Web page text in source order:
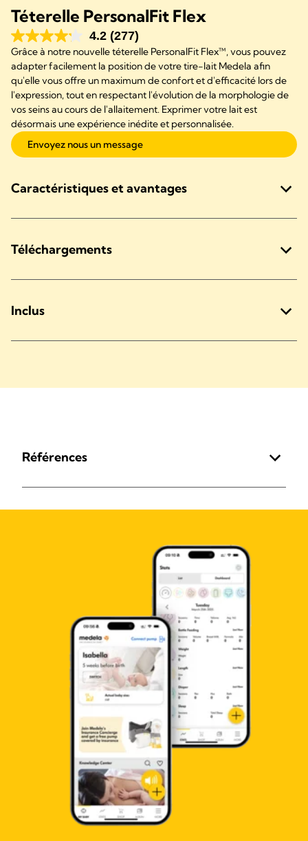
Téterelle PersonalFit Flex
4.2 (277)
Grâce à notre nouvelle téterelle PersonalFit Flex™, vous pouvez
adapter facilement la position de votre tire-lait Medela afin
qu'elle vous offre un maximum de confort et d'efficacité lors de
l'expression, tout en respectant l'évolution de la morphologie de
vos seins au cours de l'allaitement. Exprimer votre lait est
désormais une expérience inédite et personnalisée.
Envoyez nous un message
Caractéristiques et avantages
Téléchargements
Inclus
Références